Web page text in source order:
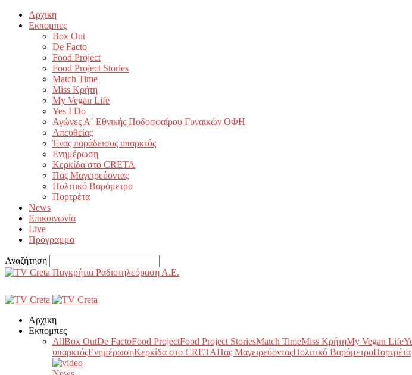
Αρχικη
Εκπομπες
Box Out
De Facto
Food Project
Food Project Stories
Match Time
Miss Κρήτη
My Vegan Life
Yes I Do
Αγώνες Α΄ Εθνικής Ποδοσφαίρου Γυναικών ΟΦΗ
Απευθείας
Ένας παράδεισος υπαρκτός
Ενημέρωση
Κερκίδα στο CRETA
Πας Μαγειρεύοντας
Πολιτικό Βαρόμετρο
Πορτρέτα
News
Επικοινωνία
Live
Πρόγραμμα
Αναζήτηση
Παγκρήτια Ραδιοτηλεόραση Α.Ε.
Αρχικη
Εκπομπες
AllBox OutDe FactoFood ProjectFood Project StoriesMatch TimeMiss ΚρήτηMy Vegan Life
υπαρκτόςΕνημέρωσηΚερκίδα στο CRETAΠας ΜαγειρεύονταςΠολιτικό ΒαρόμετροΠορτρέτα